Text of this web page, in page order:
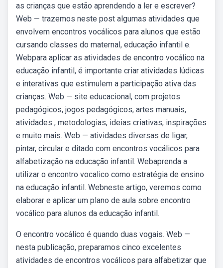
as crianças que estão aprendendo a ler e escrever?
Web — trazemos neste post algumas atividades que
envolvem encontros vocálicos para alunos que estão
cursando classes do maternal, educação infantil e.
Webpara aplicar as atividades de encontro vocálico na
educação infantil, é importante criar atividades lúdicas
e interativas que estimulem a participação ativa das
crianças. Web — site educacional, com projetos
pedagógicos, jogos pedagógicos, artes manuais,
atividades , metodologias, ideias criativas, inspirações
e muito mais. Web — atividades diversas de ligar,
pintar, circular e ditado com encontros vocálicos para
alfabetização na educação infantil. Webaprenda a
utilizar o encontro vocalico como estratégia de ensino
na educação infantil. Webneste artigo, veremos como
elaborar e aplicar um plano de aula sobre encontro
vocálico para alunos da educação infantil.
O encontro vocálico é quando duas vogais. Web —
nesta publicação, preparamos cinco excelentes
atividades de encontros vocálicos para alfabetizar que